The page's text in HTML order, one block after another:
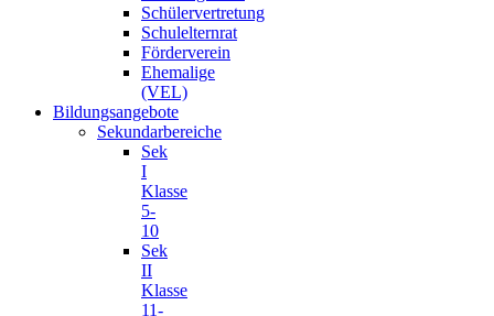
Schülervertretung
Schulelternrat
Förderverein
Ehemalige
(VEL)
Bildungsangebote
Sekundarbereiche
Sek
I
Klasse
5-
10
Sek
II
Klasse
11-